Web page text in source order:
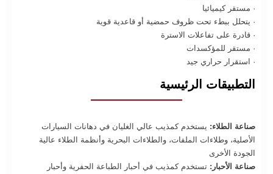
· مستقر كيميائيا
· يتحلل ببطء تحت ظروف حمضية أو قاعدية قوية
· قادرة على تفاعلات الاسترة
· مستقر للمؤكسدات
· استقرار حراري جيد
التطبيقات الرئيسية
صناعة الطلاء: يستخدم كمذيب عالي الغليان في دهانات السيارات
الأصلية، وطلاءات الملفات، والطلاءات البحرية وأنظمة الطلاء عالية
الجودة الأخرى
صناعة الأحبار: تستخدم كمذيب في أحبار الطباعة الحفرية وأحبار